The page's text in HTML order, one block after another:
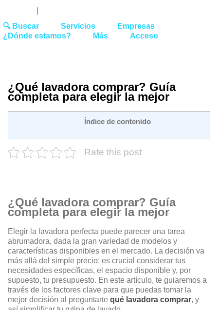
🔍 Buscar Servicios
Empresas
¿Dónde estamos?
Más Acceso
¿Qué lavadora comprar? Guía
completa para elegir la mejor
Índice de contenido
Rate this post
¿Qué lavadora comprar? Guía
completa para elegir la mejor
Elegir la lavadora perfecta puede parecer una tarea
abrumadora, dada la gran variedad de modelos y
características disponibles en el mercado. La decisión va
más allá del simple precio; es crucial considerar tus
necesidades específicas, el espacio disponible y, por
supuesto, tu presupuesto. En este artículo, te guiaremos a
través de los factores clave para que puedas tomar la
mejor decisión al preguntarte qué lavadora comprar, y